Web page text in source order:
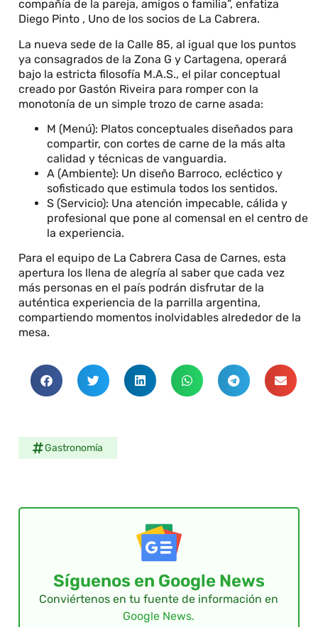
compañía de la pareja, amigos o familia”, enfatiza
Diego Pinto , Uno de los socios de La Cabrera.
La nueva sede de la Calle 85, al igual que los puntos
ya consagrados de la Zona G y Cartagena, operará
bajo la estricta filosofía M.A.S., el pilar conceptual
creado por Gastón Riveira para romper con la
monotonía de un simple trozo de carne asada:
M (Menú): Platos conceptuales diseñados para
compartir, con cortes de carne de la más alta
calidad y técnicas de vanguardia.
A (Ambiente): Un diseño Barroco, ecléctico y
sofisticado que estimula todos los sentidos.
S (Servicio): Una atención impecable, cálida y
profesional que pone al comensal en el centro de
la experiencia.
Para el equipo de La Cabrera Casa de Carnes, esta
apertura los llena de alegría al saber que cada vez
más personas en el país podrán disfrutar de la
auténtica experiencia de la parrilla argentina,
compartiendo momentos inolvidables alrededor de la
mesa.
Gastronomía
Síguenos en Google News
Conviértenos en tu fuente de información en
Google News.